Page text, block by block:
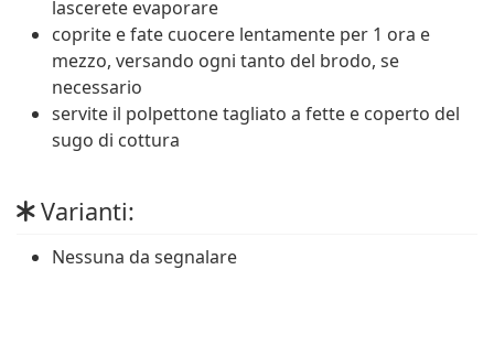
lascerete evaporare
coprite e fate cuocere lentamente per 1 ora e
mezzo, versando ogni tanto del brodo, se
necessario
servite il polpettone tagliato a fette e coperto del
sugo di cottura
Varianti:
Nessuna da segnalare